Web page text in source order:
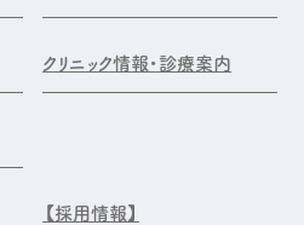
クリニック情報・診療案内
【採用情報】